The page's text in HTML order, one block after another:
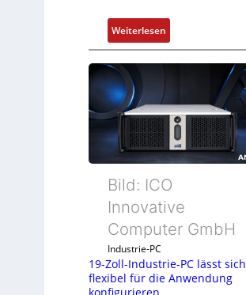
Weiterlesen:
D
r
k
u
s
g
e
i
h
s
Bild: ICO
Innovative
Computer GmbH
Industrie-PC
19-Zoll-Industrie-PC lässt sich
flexibel für die Anwendung